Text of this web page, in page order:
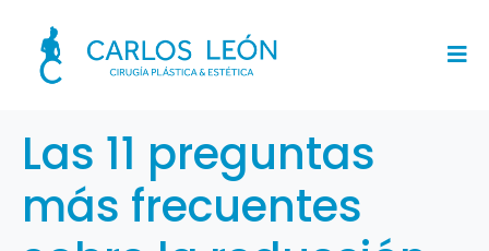
Las 11 preguntas
más frecuentes